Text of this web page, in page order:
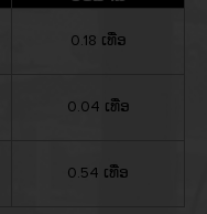
0.18 ເທື່ອ
0.04 ເທື່ອ
0.54 ເທື່ອ